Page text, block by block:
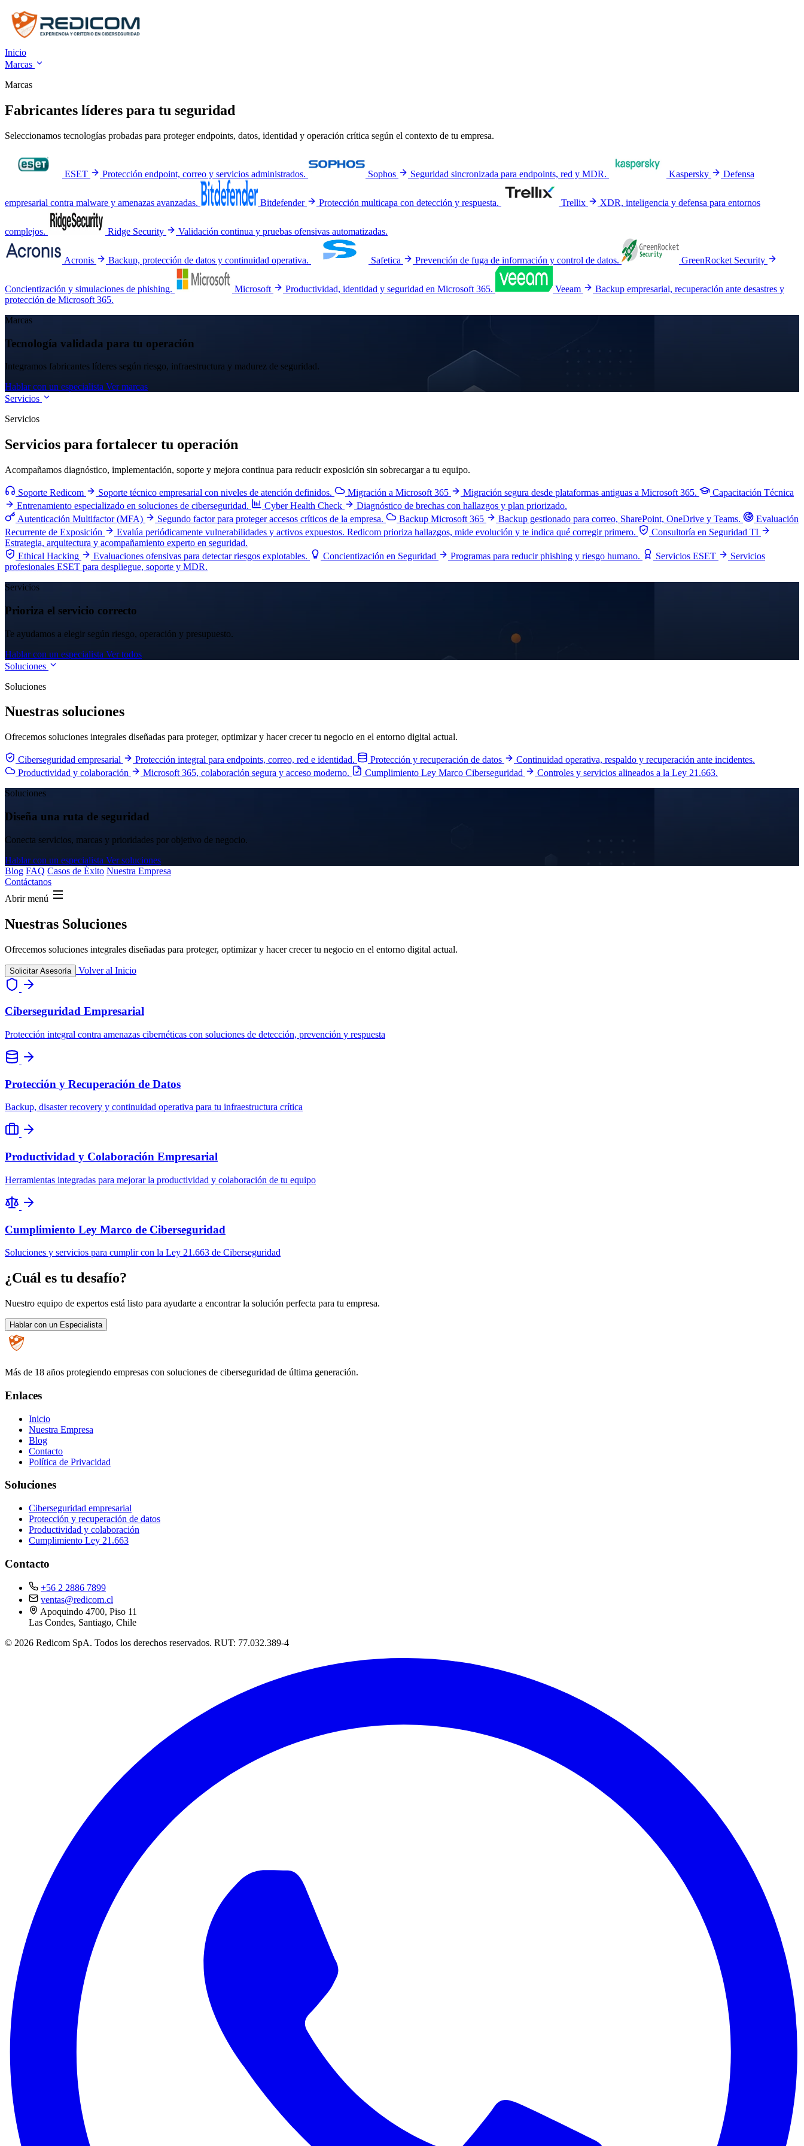
Inicio
Marcas
Marcas
Fabricantes líderes para tu seguridad
Seleccionamos tecnologías probadas para proteger endpoints, datos, identidad y operación crítica según el contexto de tu empresa.
ESET Protección endpoint, correo y servicios administrados. Sophos Seguridad sincronizada para endpoints, red y MDR. Kaspersky Defensa
empresarial contra malware y amenazas avanzadas. Bitdefender Protección multicapa con detección y respuesta. Trellix XDR, inteligencia y defensa para entornos
complejos. Ridge Security Validación continua y pruebas ofensivas automatizadas.
Acronis Backup, protección de datos y continuidad operativa. Safetica Prevención de fuga de información y control de datos. GreenRocket Security
Concientización y simulaciones de phishing. Microsoft Productividad, identidad y seguridad en Microsoft 365. Veeam
Backup empresarial, recuperación ante desastres y
protección de Microsoft 365.
Marcas
Tecnología validada para tu operación
Integramos fabricantes líderes según riesgo, infraestructura y madurez de seguridad.
Hablar con un especialista Ver marcas
Servicios
Servicios
Servicios para fortalecer tu operación
Acompañamos diagnóstico, implementación, soporte y mejora continua para reducir exposición sin sobrecargar a tu equipo.
Soporte Redicom Soporte técnico empresarial con niveles de atención definidos. Migración a Microsoft 365 Migración segura desde plataformas antiguas a Microsoft 365.
Capacitación Técnica
Entrenamiento especializado en soluciones de ciberseguridad.
Cyber Health Check
Diagnóstico de brechas con hallazgos y plan priorizado.
Autenticación Multifactor (MFA)
Segundo factor para proteger accesos críticos de la empresa. Backup Microsoft 365 Backup gestionado para correo, SharePoint, OneDrive y Teams.
Evaluación
Recurrente de Exposición
Evalúa periódicamente vulnerabilidades y activos expuestos. Redicom prioriza hallazgos, mide evolución y te indica qué corregir primero.
Consultoría en Seguridad TI
Estrategia, arquitectura y acompañamiento experto en seguridad.
Ethical Hacking
Evaluaciones ofensivas para detectar riesgos explotables. Concientización en Seguridad Programas para reducir phishing y riesgo humano. Servicios ESET
Servicios
profesionales ESET para despliegue, soporte y MDR.
Servicios
Prioriza el servicio correcto
Te ayudamos a elegir según riesgo, operación y presupuesto.
Hablar con un especialista Ver todos
Soluciones
Soluciones
Nuestras soluciones
Ofrecemos soluciones integrales diseñadas para proteger, optimizar y hacer crecer tu negocio en el entorno digital actual.
Ciberseguridad empresarial Protección integral para endpoints, correo, red e identidad. Protección y recuperación de datos
Continuidad operativa, respaldo y recuperación ante incidentes.
Productividad y colaboración
Microsoft 365, colaboración segura y acceso moderno. Cumplimiento Ley Marco Ciberseguridad
Controles y servicios alineados a la Ley 21.663.
Soluciones
Diseña una ruta de seguridad
Conecta servicios, marcas y prioridades por objetivo de negocio.
Hablar con un especialista Ver soluciones
Blog FAQ Casos de Éxito Nuestra Empresa
Contáctanos
Abrir menú
Nuestras Soluciones
Ofrecemos soluciones integrales diseñadas para proteger, optimizar y hacer crecer tu negocio en el entorno digital actual.
Solicitar Asesoría Volver al Inicio
Ciberseguridad Empresarial
Protección integral contra amenazas cibernéticas con soluciones de detección, prevención y respuesta
Protección y Recuperación de Datos
Backup, disaster recovery y continuidad operativa para tu infraestructura crítica
Productividad y Colaboración Empresarial
Herramientas integradas para mejorar la productividad y colaboración de tu equipo
Cumplimiento Ley Marco de Ciberseguridad
Soluciones y servicios para cumplir con la Ley 21.663 de Ciberseguridad
¿Cuál es tu desafío?
Nuestro equipo de expertos está listo para ayudarte a encontrar la solución perfecta para tu empresa.
Hablar con un Especialista
Más de 18 años protegiendo empresas con soluciones de ciberseguridad de última generación.
Enlaces
Inicio
Nuestra Empresa
Blog
Contacto
Política de Privacidad
Soluciones
Ciberseguridad empresarial
Protección y recuperación de datos
Productividad y colaboración
Cumplimiento Ley 21.663
Contacto
+56 2 2886 7899
ventas@redicom.cl
Apoquindo 4700, Piso 11
Las Condes, Santiago, Chile
© 2026 Redicom SpA. Todos los derechos reservados. RUT: 77.032.389-4